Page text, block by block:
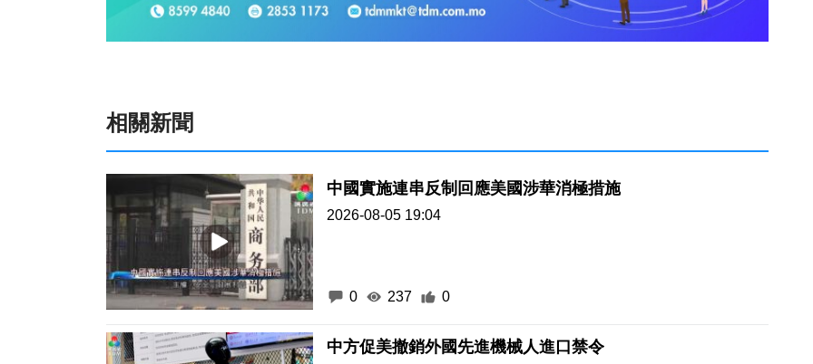
相關新聞
中國實施連串反制回應美國涉華消極措施
2026-08-05 19:04
0 237 0
中方促美撤銷外國先進機械人進口禁令